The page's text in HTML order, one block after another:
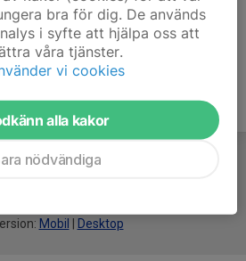
år
Mobil Desktop
bra för dig. De används
i syfte att hjälpa oss att
våra tjänster.
vi cookies
alla kakor
nödvändiga